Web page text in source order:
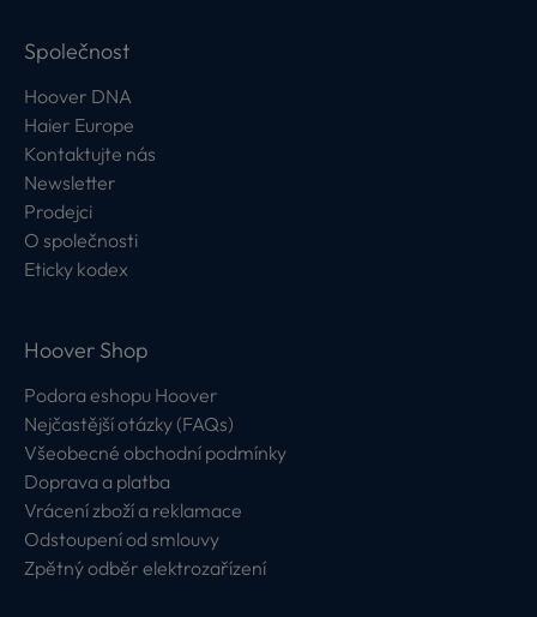
Společnost
Hoover DNA
Haier Europe
Kontaktujte nás
Newsletter
Prodejci
O společnosti
Eticky kodex
Hoover Shop
Podora eshopu Hoover
Nejčastější otázky (FAQs)
Všeobecné obchodní podmínky
Doprava a platba
Vrácení zboží a reklamace
Odstoupení od smlouvy
Zpětný odběr elektrozařízení